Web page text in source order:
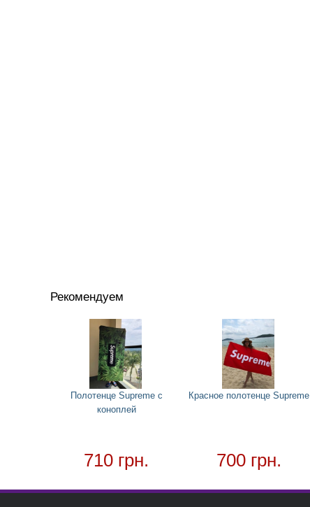
Рекомендуем
Полотенце Supreme с
коноплей
710 грн.
Красное полотенце Supreme
700 грн.